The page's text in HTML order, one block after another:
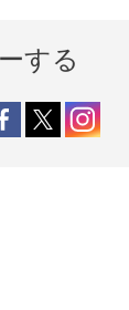
する
LinkedIn
on YouTube
us on
Follow us
Follow